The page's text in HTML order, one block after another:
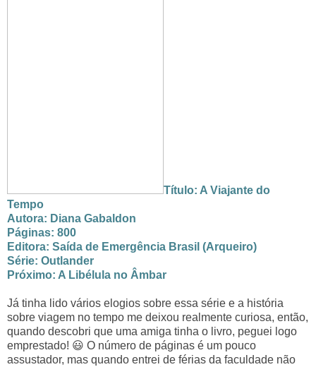
Título: A Viajante do
Tempo
Autora: Diana Gabaldon
Páginas: 800
Editora: Saída de Emergência Brasil (Arqueiro)
Série: Outlander
Próximo: A Libélula no Âmbar
Já tinha lido vários elogios sobre essa série e a história
sobre viagem no tempo me deixou realmente curiosa, então,
quando descobri que uma amiga tinha o livro, peguei logo
emprestado! 😃 O número de páginas é um pouco
assustador, mas quando entrei de férias da faculdade não